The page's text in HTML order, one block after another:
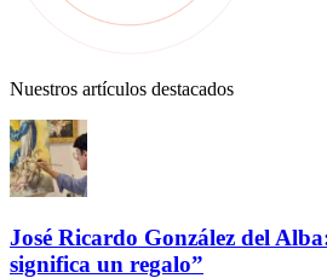
Nuestros artículos destacados
José Ricardo González del
significa un regalo”